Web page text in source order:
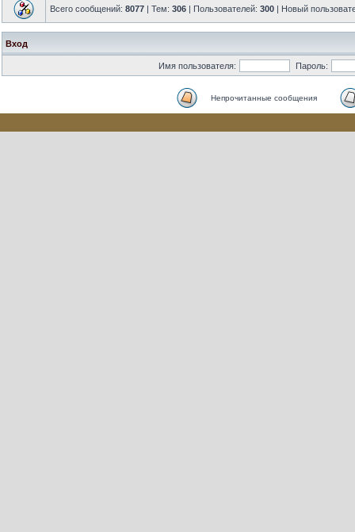
Всего сообщений: 8077 | Тем: 306 | Пользователей: 300 | Новый
Вход
Имя пользователя: Пароль:
Непрочитанные сообщения